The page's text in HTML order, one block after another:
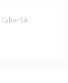
Cybor SA